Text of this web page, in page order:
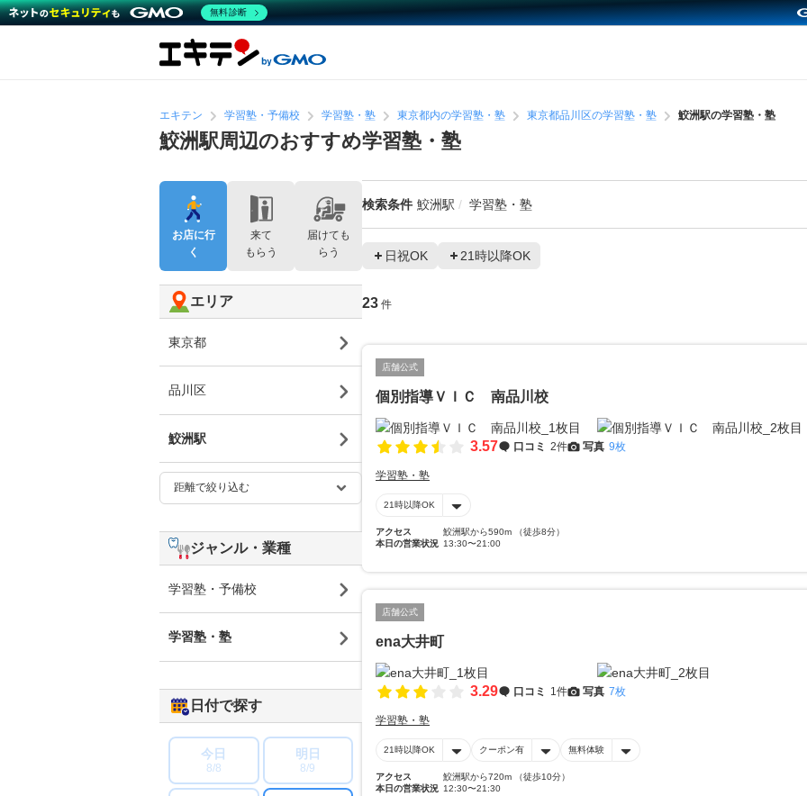
エキテン 学習塾・予備校 学習塾・塾 東京都内の学習塾・塾 東京都品川区の学習塾・塾 鮫洲駅の学習塾・塾
鮫洲駅周辺のおすすめ学習塾・塾
検索条件 鮫洲駅 学習塾・塾
日祝OK 21時以降OK
23 件
店舗公式
個別指導ＶＩＣ 南品川校
3.57 口コミ 2件 写真 9枚
学習塾・塾
21時以降OK
アクセス
鮫洲駅から590m （徒歩8分）
本日の営業状況 13:30〜21:00
店舗公式
ena大井町
3.29 口コミ 1件 写真 7枚
学習塾・塾
21時以降OK クーポン有 無料体験
アクセス
鮫洲駅から720m （徒歩10分）
本日の営業状況 12:30〜21:30
お店に行
く
来て
もらう
届けても
らう
エリア
東京都
品川区
鮫洲駅
ジャンル・業種
学習塾・予備校
学習塾・塾
日付で探す
今日
8/8
明日
8/9
無料診断